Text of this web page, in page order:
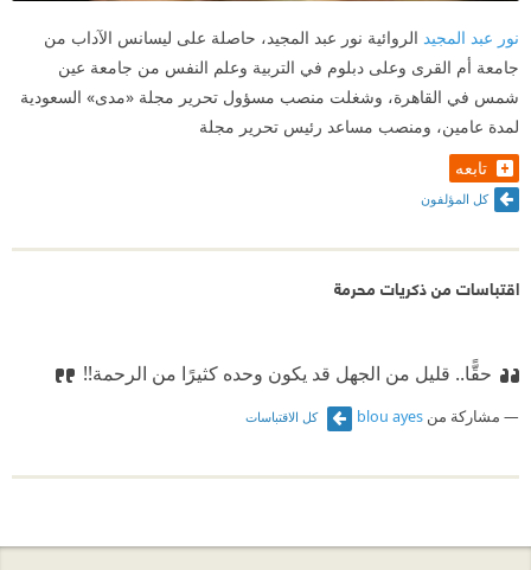
نور عبد المجيد الروائية نور عبد المجيد، حاصلة على ليسانس الآداب من
جامعة أم القرى وعلى دبلوم في التربية وعلم النفس من جامعة عين
شمس في القاهرة، وشغلت منصب مسؤول تحرير مجلة «مدى» السعودية
لمدة عامين، ومنصب مساعد رئيس تحرير مجلة
تابعه
كل المؤلفون
اقتباسات من ذكريات محرمة
حقًّا.. قليل من الجهل قد يكون وحده كثيرًا من الرحمة!!
مشاركة من blou ayes كل الاقتباسات